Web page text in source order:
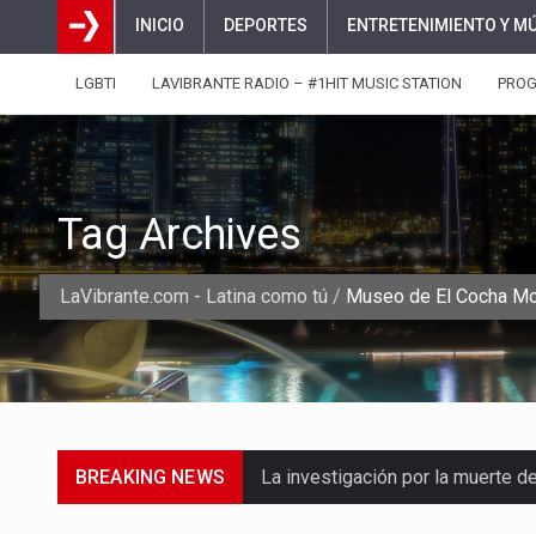
INICIO DEPORTES ENTRETENIMIENTO Y
LGBTI LAVIBRANTE RADIO – #1HIT MUSIC STATION
LaVibrante.com - Latina como tú / Museo de El Cocha
Tag Archives
BREAKING NEWS La investigación por la muerte